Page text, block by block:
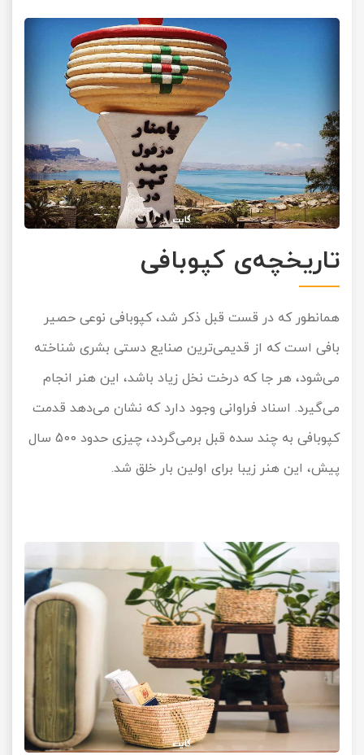
تاریخچه‌ی کپوبافی
همانطور که در قست قبل ذکر شد، کپوبافی نوعی حصیر
بافی است که از قدیمی‌ترین صنایع دستی بشری شناخته
می‌شود، هر جا که درخت نخل زیاد باشد، این هنر انجام
می‌گیرد. اسناد فراوانی وجود دارد که نشان می‌دهد قدمت
کپوبافی به چند سده قبل برمی‌گردد، چیزی حدود 500 سال
پیش، این هنر زیبا برای اولین بار خلق شد.